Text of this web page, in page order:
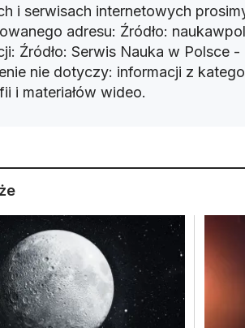
i serwisach internetowych
adresu: Źródło:
Źródło: Serwis Nauka w Polsce
nie dotyczy: informacji z
i materiałów wideo.